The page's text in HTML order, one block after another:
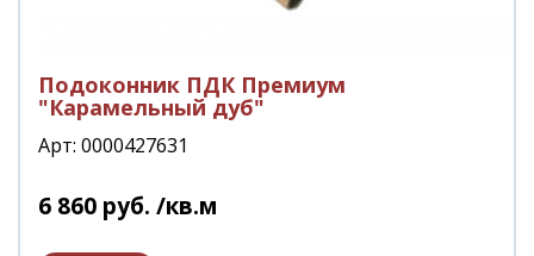
Подоконник ПДК Премиум
"Карамельный дуб"
Арт: 0000427631
6 860 руб. /кв.м